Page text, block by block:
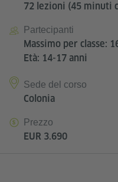
72 lezioni (45 minuti
Partecipanti
Massimo per classe:
Età: 14-17 anni
Sede del corso
Colonia
Prezzo
EUR 3.690